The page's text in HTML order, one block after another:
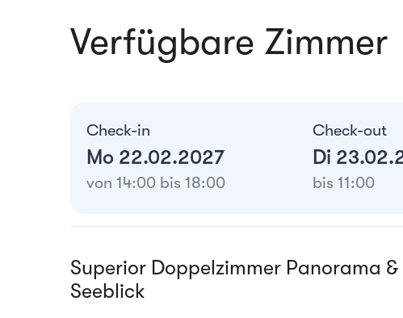
Verfügbare Zimmer
Check-in
Mo 22.02.2027
von 14:00 bis 18:00
Check-out
Di
bis 11:00
Superior Doppelzimmer Panorama &
Seeblick